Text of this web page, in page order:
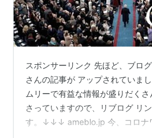
スポンサーリンク 先ほど、ブロ
さんの記事が アップされていま
ムリーで有益な情報が盛りだく
さっていますので、リブログ リ
す。↓↓↓ ameblo.jp 今、コロナ